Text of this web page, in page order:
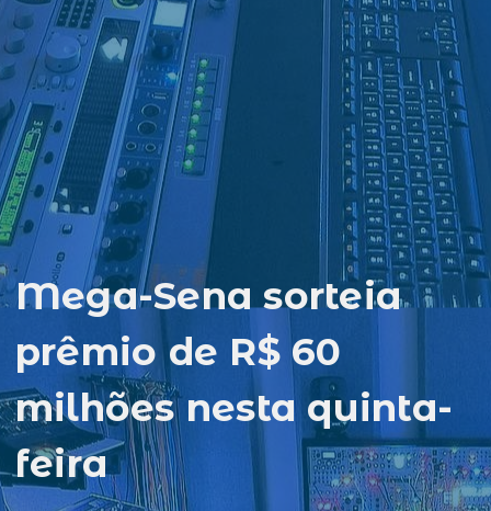
Mega-Sena sorteia
prêmio de R$ 60
milhões nesta quinta-
feira